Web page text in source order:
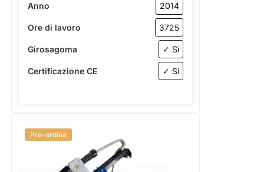
Anno 2014
Ore di lavoro 3725
Girosagoma ✓ Sì
Certificazione CE ✓ Sì
Pre-ordina